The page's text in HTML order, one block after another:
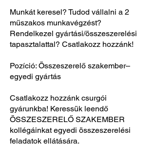
Munkát keresel? Tudod vállalni a 2
műszakos munkavégzést?
Rendelkezel gyártási/összeszerelési
tapasztalattal? Csatlakozz hozzánk!
Pozíció: Összeszerelő szakember–
egyedi gyártás
Csatlakozz hozzánk csurgói
gyárunkba! Keressük leendő
ÖSSZESZERELŐ SZAKEMBER
kollégáinkat egyedi összeszerelési
feladatok ellátására.